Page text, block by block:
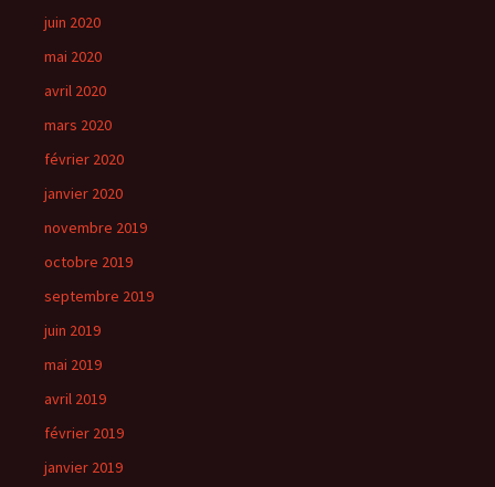
juin 2020
mai 2020
avril 2020
mars 2020
février 2020
janvier 2020
novembre 2019
octobre 2019
septembre 2019
juin 2019
mai 2019
avril 2019
février 2019
janvier 2019